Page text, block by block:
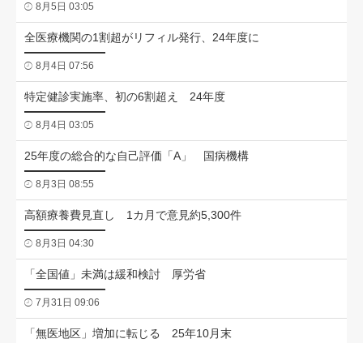
8月5日 03:05
全医療機関の1割超がリフィル発行、24年度に
8月4日 07:56
特定健診実施率、初の6割超え 24年度
8月4日 03:05
25年度の総合的な自己評価「A」 国病機構
8月3日 08:55
高額療養費見直し 1カ月で意見約5,300件
8月3日 04:30
「全国値」未満は緩和検討 厚労省
7月31日 09:06
「無医地区」増加に転じる 25年10月末